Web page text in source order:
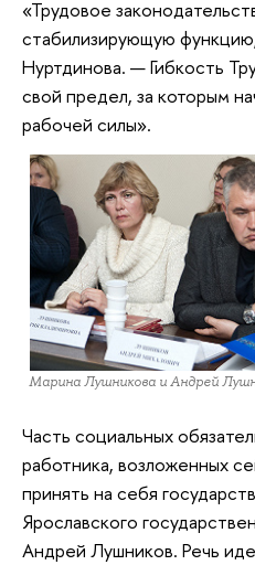
«Трудовое
стабилизирующую
Нуртдинова. — Гибкость
свой предел, за которым
рабочей силы».
Марина Лушникова и Андрей
Часть социальных
работника, возложенных
принять на себя
Ярославского
Андрей Лушников. Речь